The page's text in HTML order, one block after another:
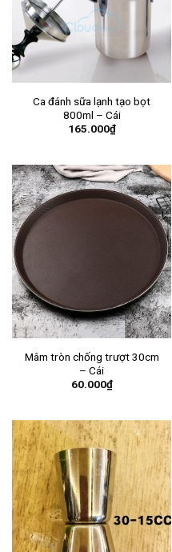
Ca đánh sữa lạnh tạo bọt
800ml – Cái
165.000₫
Mâm tròn chống trượt 30cm
– Cái
60.000₫